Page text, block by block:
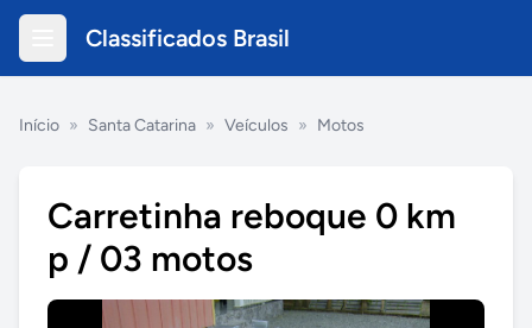
Classificados Brasil
Início » Santa Catarina » Veículos » Motos
Carretinha reboque 0 km
p / 03 motos